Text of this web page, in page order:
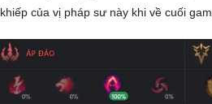
khiếp của vị pháp sư này khi về cuối